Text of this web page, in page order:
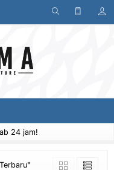
24 jam!